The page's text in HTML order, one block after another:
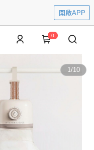
開啟APP
0
1/10